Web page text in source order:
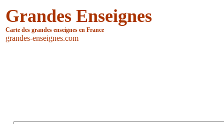
Grandes Enseignes
Carte des grandes enseignes en France
grandes-enseignes.com